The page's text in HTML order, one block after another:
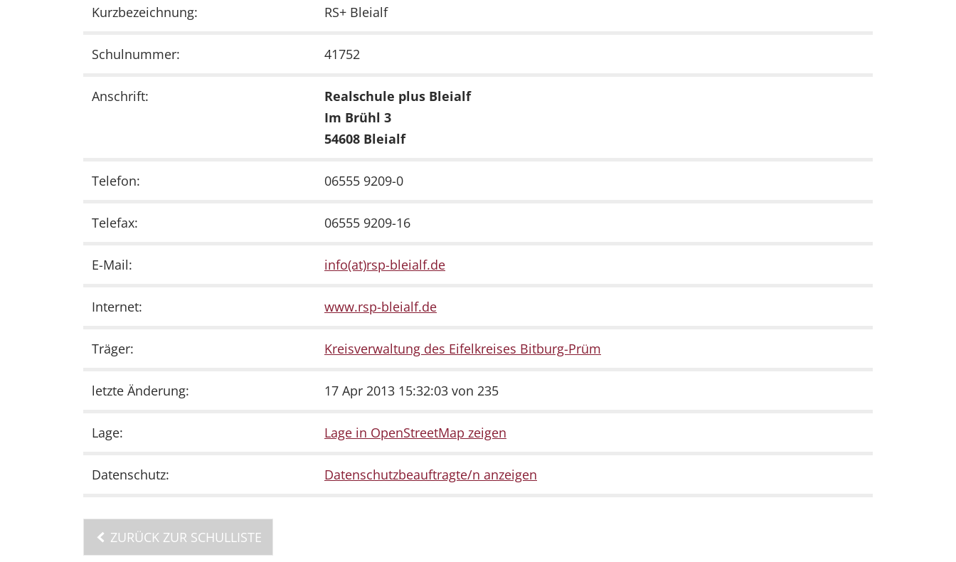
Kurzbezeichnung: RS+ Bleialf
Schulnummer: 41752
Anschrift:
Realschule plus Bleialf
Im Brühl 3
54608 Bleialf
Telefon: 06555 9209-0
Telefax: 06555 9209-16
E-Mail: info(at)rsp-bleialf.de
Internet: www.rsp-bleialf.de
Träger: Kreisverwaltung des Eifelkreises Bitburg-Prüm
letzte Änderung: 17 Apr 2013 15:32:03 von 235
Lage: Lage in OpenStreetMap zeigen
Datenschutz: Datenschutzbeauftragte/n anzeigen
ZURÜCK ZUR SCHULLISTE